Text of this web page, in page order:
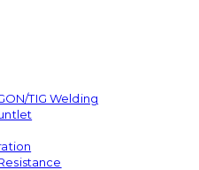
TIG Welding